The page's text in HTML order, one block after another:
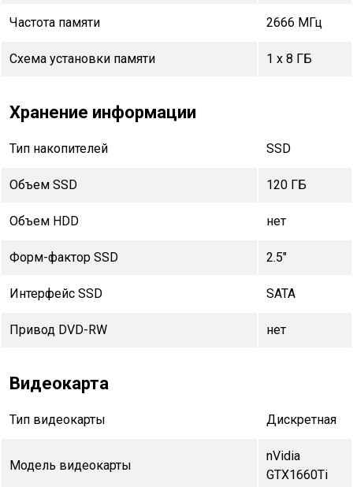
Частота памяти 2666 МГц
Схема установки памяти 1 x 8 ГБ
Хранение информации
Тип накопителей SSD
Объем SSD 120 ГБ
Объем HDD нет
Форм-фактор SSD 2.5"
Интерфейс SSD SATA
Привод DVD-RW нет
Видеокарта
Тип видеокарты Дискретная
Модель видеокарты
nVidia
GTX1660Ti